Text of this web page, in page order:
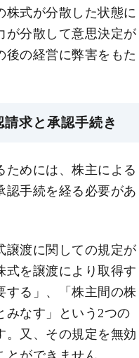
株式が分散した状態に
が分散して意思決定が
後の経営に弊害をもた
求と承認手続き
ためには、株主による
認手続を経る必要があ
譲渡に関しての規定が
式を譲渡により取得す
する」、「株主間の株
みなす」という2つの
。又、その規定を無効
ができません。